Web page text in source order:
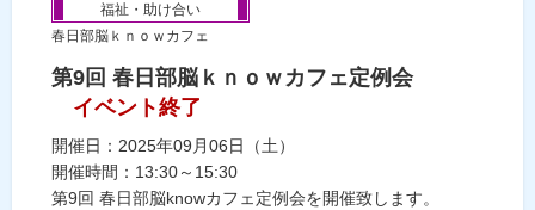
福祉・助け合い
春日部脳ｋｎｏｗカフェ
第9回 春日部脳ｋｎｏｗカフェ定例会
イベント終了
開催日：2025年09月06日（土）
開催時間：13:30～15:30
第9回 春日部脳knowカフェ定例会を開催致します。